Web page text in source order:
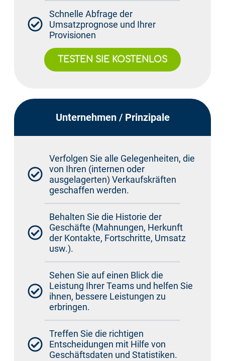
Schnelle Abfrage der
Umsatzprognose und Ihrer
Provisionen
TESTEN SIE KOSTENLOS
Unternehmen / Prinzipale
Verfolgen Sie alle Gelegenheiten, die
von Ihren (internen oder
ausgelagerten) Verkaufskräften
geschaffen werden.
Behalten Sie die Historie der
Geschäfte (Mahnungen, Herkunft
der Kontakte, Fortschritte, Umsatz
usw.).
Sehen Sie auf einen Blick die
Leistung Ihrer Teams und helfen Sie
ihnen, bessere Leistungen zu
erbringen.
Treffen Sie die richtigen
Entscheidungen mit Hilfe von
Geschäftsdaten und Statistiken.